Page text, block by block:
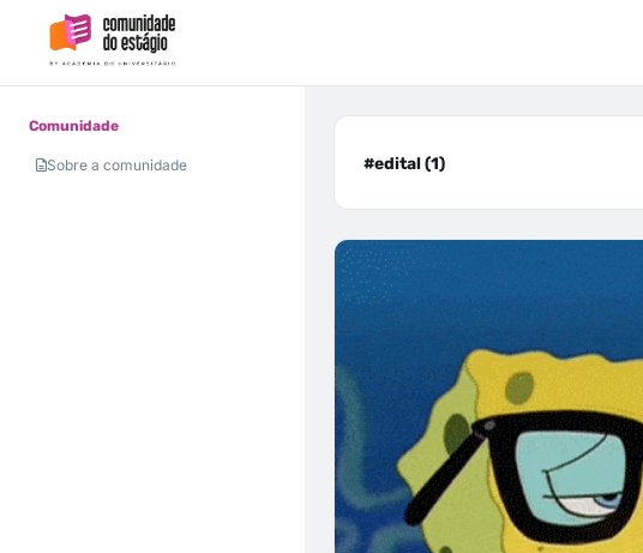
Comunidade
Sobre a comunidade #edital (1)